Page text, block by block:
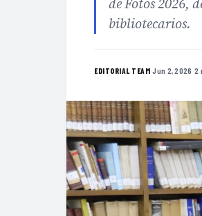
bibliotecarios.
EDITORIAL TEAM·Jun 2, 2026 ·2